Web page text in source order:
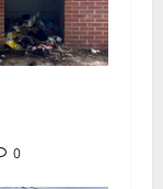
0